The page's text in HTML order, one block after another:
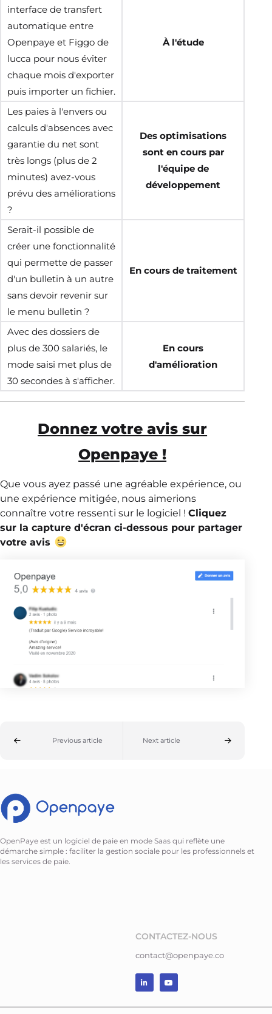
interface de transfert
automatique entre
Openpaye et Figgo de
lucca pour nous éviter
chaque mois d'exporter
puis importer un fichier.
À l'étude
Les paies à l'envers ou
calculs d'absences avec
garantie du net sont
très longs (plus de 2
minutes) avez-vous
prévu des améliorations
?
Des optimisations
sont en cours par
l'équipe de
développement
Serait-il possible de
créer une fonctionnalité
qui permette de passer
d'un bulletin à un autre
sans devoir revenir sur
le menu bulletin ?
En cours de traitement
Avec des dossiers de
plus de 300 salariés, le
mode saisi met plus de
30 secondes à s'afficher.
En cours
d'amélioration
Donnez votre avis sur
Openpaye !
Que vous ayez passé une agréable expérience, ou
une expérience mitigée, nous aimerions
connaître votre ressenti sur le logiciel ! Cliquez
sur la capture d'écran ci-dessous pour partager
votre avis
Previous article Next article
OpenPaye est un logiciel de paie en mode Saas qui reflète une
démarche simple : faciliter la gestion sociale pour les professionnels et
les services de paie.
CONTACTEZ-NOUS
contact@openpaye.co